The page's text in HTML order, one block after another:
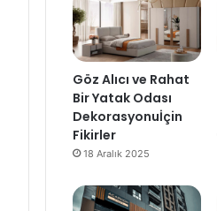
Göz Alıcı ve Rahat
Bir Yatak Odası
Dekorasyonuİçin
Fikirler
18 Aralık 2025